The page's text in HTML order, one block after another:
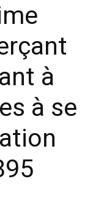
à
à se